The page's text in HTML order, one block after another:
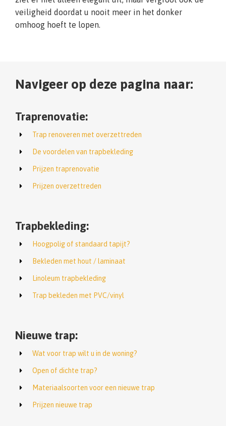
veiligheid doordat u nooit meer in het donker
omhoog hoeft te lopen.
Navigeer op deze pagina naar:
Traprenovatie:
Trap renoveren met overzettreden
De voordelen van trapbekleding
Prijzen traprenovatie
Prijzen overzettreden
Trapbekleding:
Hoogpolig of standaard tapijt?
Bekleden met hout / laminaat
Linoleum trapbekleding
Trap bekleden met PVC/vinyl
Nieuwe trap:
Wat voor trap wilt u in de woning?
Open of dichte trap?
Materiaalsoorten voor een nieuwe trap
Prijzen nieuwe trap